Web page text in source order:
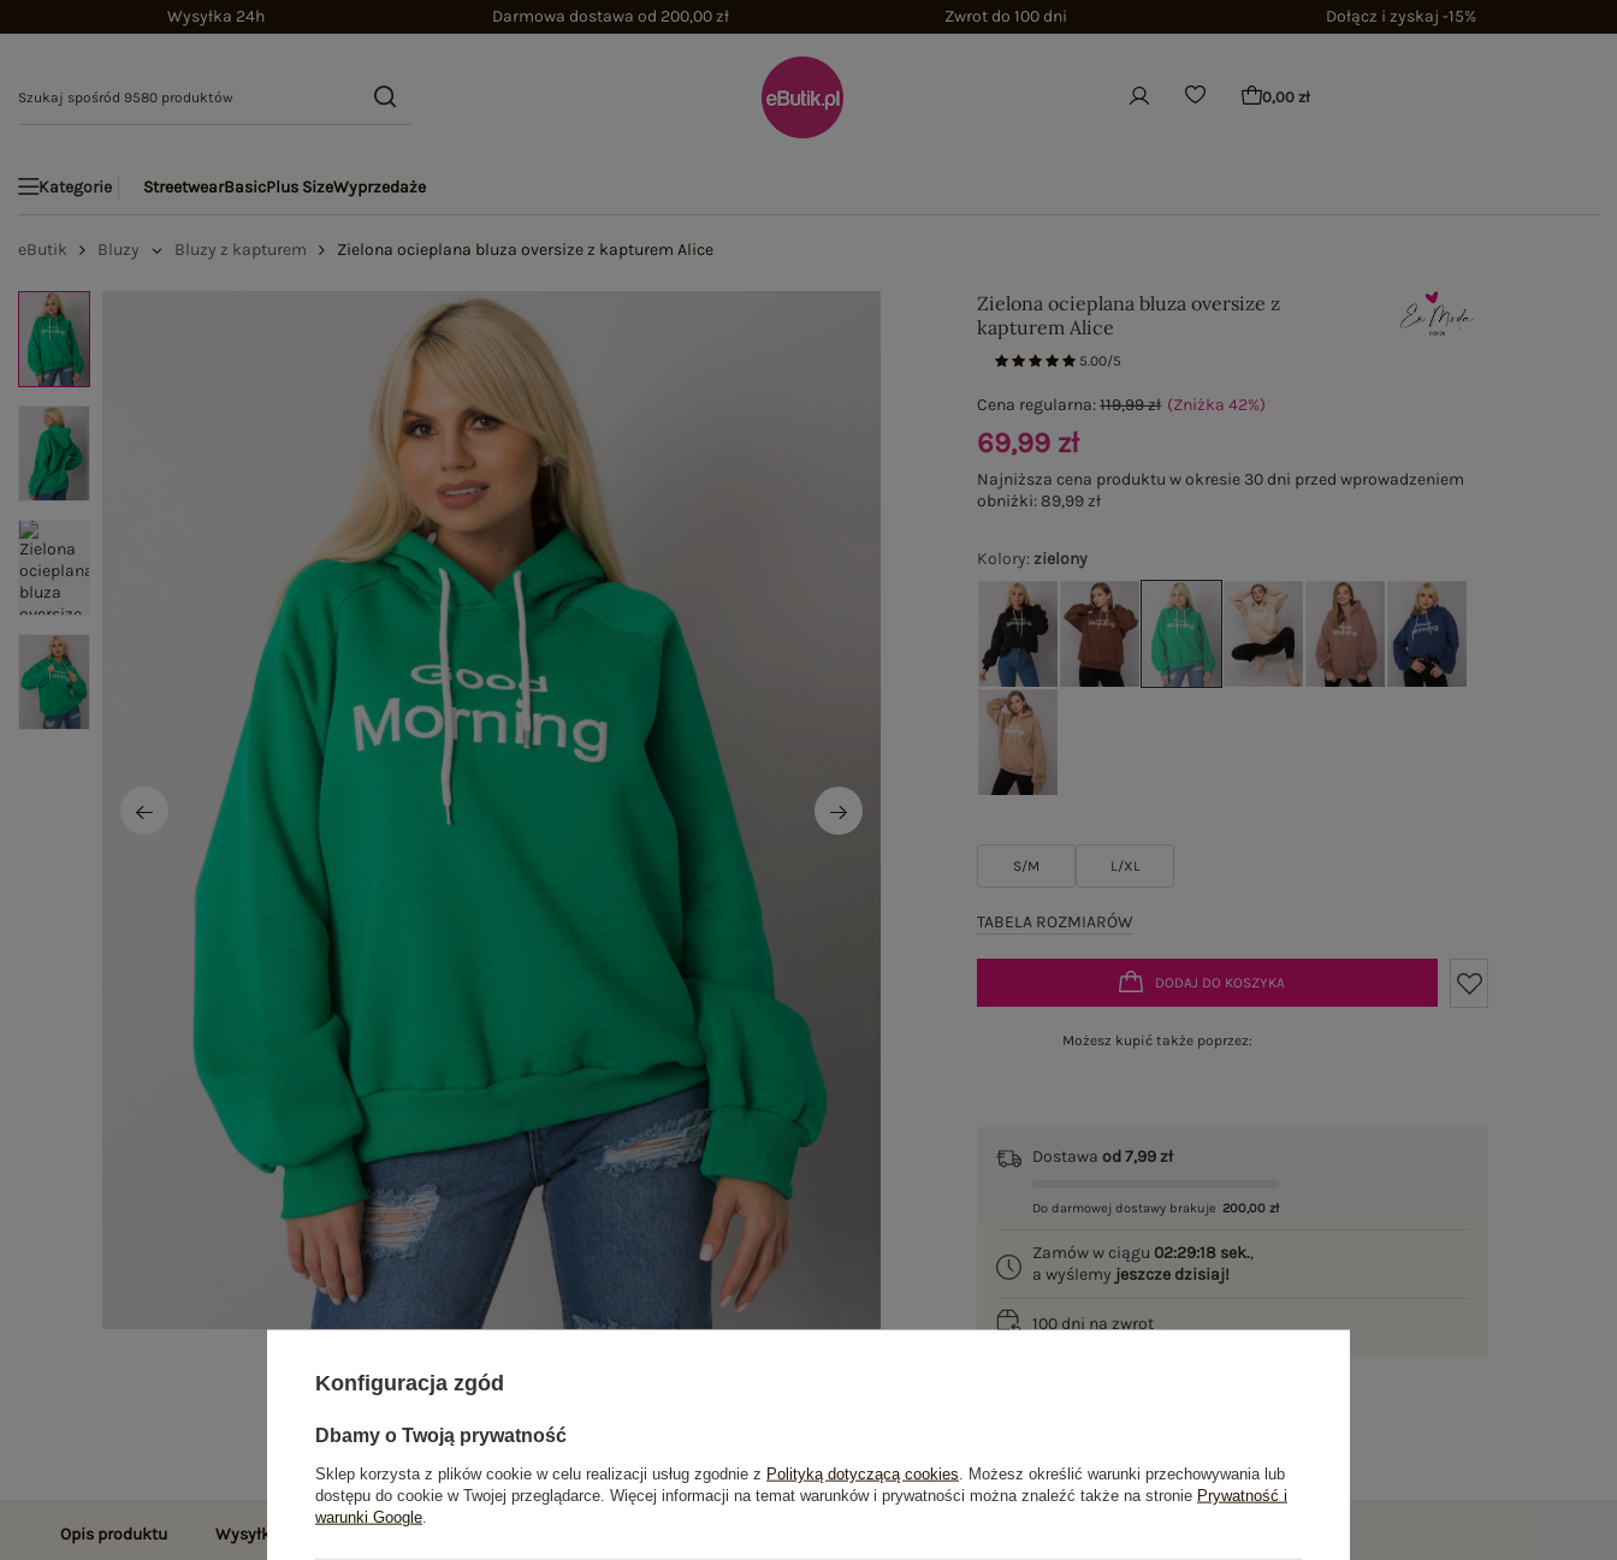
Wysyłka 24h Darmowa dostawa od 200,00 zł Zwrot do 100 dni Dołącz i zyskaj -15%
0,00 zł
Kategorie StreetwearBasicPlus SizeWyprzedaże
eButik Bluzy Bluzy z kapturem Zielona ocieplana bluza oversize z kapturem Alice
Zielona ocieplana bluza oversize z
kapturem Alice
5.00/5
Kolory:zielony
S/M L/XL
TABELA ROZMIARÓW
Cena regularna:119,99 zł (Zniżka42%)
69,99 zł
Najniższa cena produktu w okresie 30 dni przed wprowadzeniem
obniżki: 89,99 zł
DODAJ DO KOSZYKA
Możesz kupić także poprzez:
Dostawaod 7,99 zł
Do darmowej dostawy brakuje 200,00 zł
Zamów w ciągu02:29:17 sek.,
a wyślemy jeszcze dzisiaj!
100 dni na zwrot
Opis produktu Wysyłka i dostawa
Konfiguracja zgód
Dbamy o Twoją prywatność
Sklep korzysta z plików cookie w celu realizacji usług zgodnie z Polityką dotyczącą cookies . Możesz określić warunki przechowywania lub
dostępu do cookie w Twojej przeglądarce. Więcej informacji na temat warunków i prywatności można znaleźć także na stronie Prywatność i
warunki Google